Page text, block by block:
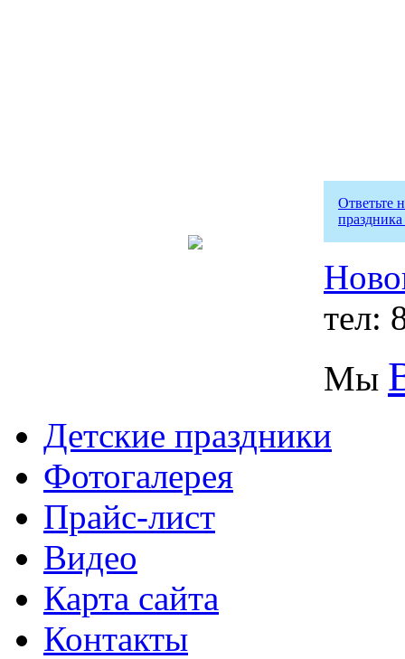
Ответьте
тел:
Мы
Детские праздники
Фотогалерея
Прайс-лист
Видео
Карта сайта
Контакты